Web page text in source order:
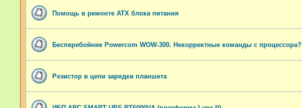
Помощь в ремонте ATX блока питания
Бесперебойник Powercom WOW-300. Некорректные команды с процессора?
Резистор в цепи зарядки планшета